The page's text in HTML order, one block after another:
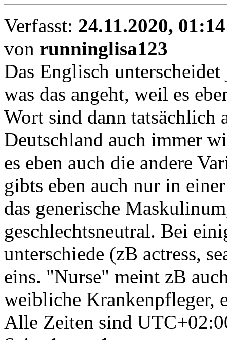
Verfasst: 24.11.2020, 01:14
von runninglisa123
Das Englisch
was das angeht, weil es
Wort sind dann tatsächlich
Deutschland auch immer
es eben auch die andere
gibts eben auch nur in
das generische
geschlechtsneutral. Bei
unterschiede (zB actress,
eins. "Nurse" meint zB
weibliche Krankenpfleger,
Alle Zeiten sind